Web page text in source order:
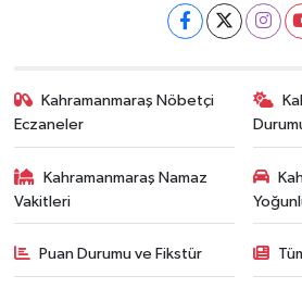
Kahramanmaraş Nöbetçi
Eczaneler
Kahramanmaraş Namaz
Vakitleri
Puan Durumu ve Fikstür